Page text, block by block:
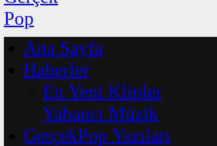
Ana Sayfa
Haberler
En Yeni Klipler
Yabancı Müzik
GerçekPop Yazıları